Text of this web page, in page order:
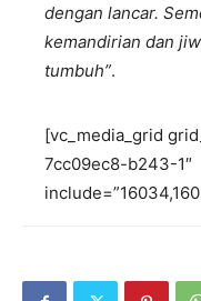
dengan lancar.
kemandirian dan
tumbuh”.
[vc_media_grid
7cc09ec8-b243-1″